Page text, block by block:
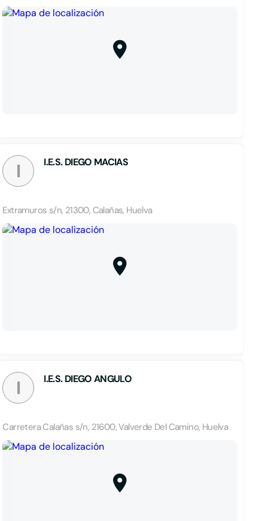
I I.E.S. DIEGO MACIAS
Extramuros s/n, 21300, Calañas, Huelva
I I.E.S. DIEGO ANGULO
Carretera Calañas s/n, 21600, Valverde Del Camino, Huelva